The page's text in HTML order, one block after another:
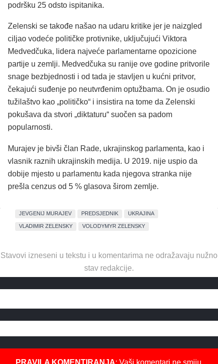
podršku 25 odsto ispitanika.
Zelenski se takođe našao na udaru kritike jer je naizgled
ciljao vodeće političke protivnike, uključujući Viktora
Medvedčuka, lidera najveće parlamentarne opozicione
partije u zemlji. Medvedčuka su ranije ove godine pritvorile
snage bezbjednosti i od tada je stavljen u kućni pritvor,
čekajući suđenje po neutvrđenim optužbama. On je osudio
tužilaštvo kao „političko“ i insistira na tome da Zelenski
pokušava da stvori „diktaturu“ suočen sa padom
popularnosti.
Murajev je bivši član Rade, ukrajinskog parlamenta, kao i
vlasnik raznih ukrajinskih medija. U 2019. nije uspio da
dobije mjesto u parlamentu kada njegova stranka nije
prešla cenzus od 5 % glasova širom zemlje.
JEVGENIJ MURAJEV PREDSJEDNIK UKRAJINA
VLADIMIR ZELENSKY VOLODYMYR ZELENSKY
Stavovi izneseni u tekstu i u komentarima ne odražavaju nužno
stav redakcije.
PRAVILA KOMENTIRANJA: Vaši komentari ne smiju